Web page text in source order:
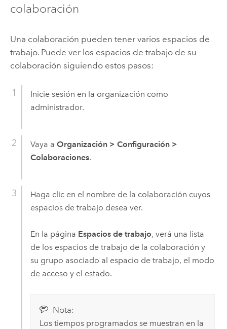
colaboración
Una colaboración pueden tener varios espacios de
trabajo. Puede ver los espacios de trabajo de su
colaboración siguiendo estos pasos:
Inicie sesión en la organización como
administrador.
Vaya a Organización > Configuración >
Colaboraciones.
Haga clic en el nombre de la colaboración cuyos
espacios de trabajo desea ver.
En la página Espacios de trabajo, verá una lista
de los espacios de trabajo de la colaboración y
su grupo asociado al espacio de trabajo, el modo
de acceso y el estado.
Nota:
Los tiempos programados se muestran en la